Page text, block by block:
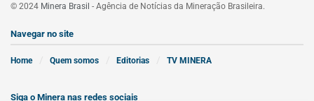
© 2024 Minera Brasil - Agência de Notícias da Mineração Brasileira.
Navegar no site
Home Quem somos Editorias TV MINERA
Siga o Minera nas redes sociais